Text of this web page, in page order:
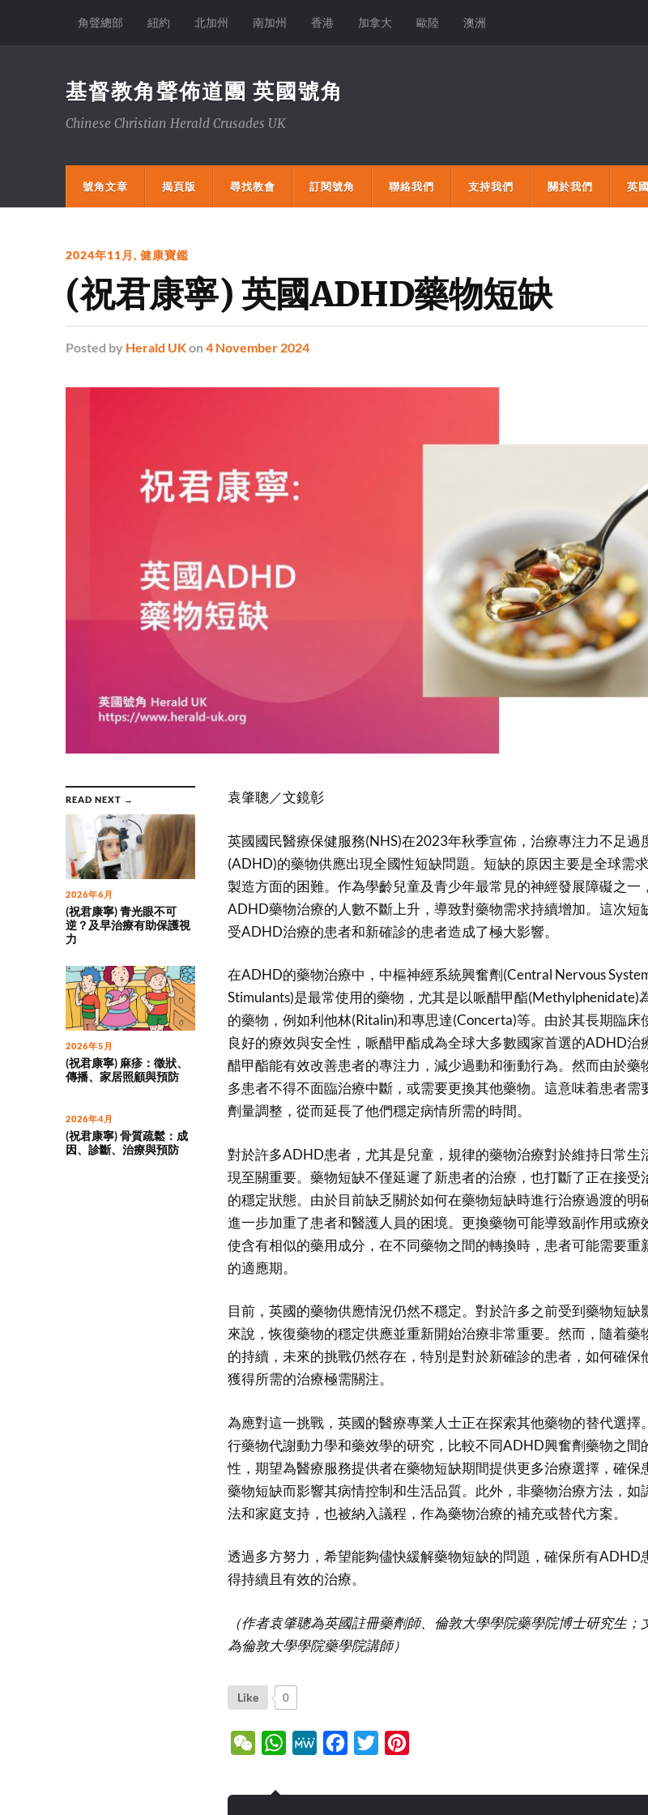
角聲總部 紐約 北加州 南加州 香港 加拿大 歐陸 澳洲
基督教角聲佈道團 英國號角
Chinese Christian Herald Crusades UK
號角文章 揭頁版 尋找教會 訂閱號角 聯絡我們 支持我們 關於我們 英
2024年11月, 健康寶鑑
(祝君康寧) 英國ADHD藥物短缺
Posted by Herald UKon 4 November 2024
READ NEXT →
2026年6月
(祝君康寧) 青光眼不可
逆？及早治療有助保護視
力
2026年5月
(祝君康寧) 麻疹：徵狀、
傳播、家居照顧與預防
2026年4月
(祝君康寧) 骨質疏鬆：成
因、診斷、治療與預防
袁肇聰／文鏡彰
英國國民醫療保健服務(NHS)在2023年秋季宣佈，治療專注力不足過
(ADHD)的藥物供應出現全國性短缺問題。短缺的原因主要是全球需
製造方面的困難。作為學齡兒童及青少年最常見的神經發展障礙之一
ADHD藥物治療的人數不斷上升，導致對藥物需求持續增加。這次短
受ADHD治療的患者和新確診的患者造成了極大影響。
在ADHD的藥物治療中，中樞神經系統興奮劑(Central Nervous
Stimulants)是最常使用的藥物，尤其是以哌醋甲酯(Methylphenidate)
的藥物，例如利他林(Ritalin)和專思達(Concerta)等。由於其長期臨床
良好的療效與安全性，哌醋甲酯成為全球大多數國家首選的ADHD治
醋甲酯能有效改善患者的專注力，減少過動和衝動行為。然而由於藥
多患者不得不面臨治療中斷，或需要更換其他藥物。這意味着患者需
劑量調整，從而延長了他們穩定病情所需的時間。
對於許多ADHD患者，尤其是兒童，規律的藥物治療對於維持日常生
現至關重要。藥物短缺不僅延遲了新患者的治療，也打斷了正在接受
的穩定狀態。由於目前缺乏關於如何在藥物短缺時進行治療過渡的明
進一步加重了患者和醫護人員的困境。更換藥物可能導致副作用或療
使含有相似的藥用成分，在不同藥物之間的轉換時，患者可能需要重
的適應期。
目前，英國的藥物供應情況仍然不穩定。對於許多之前受到藥物短缺
來說，恢復藥物的穩定供應並重新開始治療非常重要。然而，隨着藥
的持續，未來的挑戰仍然存在，特別是對於新確診的患者，如何確保
獲得所需的治療極需關注。
為應對這一挑戰，英國的醫療專業人士正在探索其他藥物的替代選擇
行藥物代謝動力學和藥效學的研究，比較不同ADHD興奮劑藥物之間
性，期望為醫療服務提供者在藥物短缺期間提供更多治療選擇，確保
藥物短缺而影響其病情控制和生活品質。此外，非藥物治療方法，如
法和家庭支持，也被納入議程，作為藥物治療的補充或替代方案。
透過多方努力，希望能夠儘快緩解藥物短缺的問題，確保所有ADHD
得持續且有效的治療。
（作者袁肇聰為英國註冊藥劑師、倫敦大學學院藥學院博士研究生；
為倫敦大學學院藥學院講師）
Like 0
WeChatWhatsApp
MeWe Facebook
Twitter